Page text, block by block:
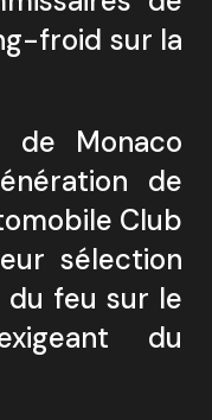
froid sur la
de Monaco
de
Club
sélection
du feu sur le
du